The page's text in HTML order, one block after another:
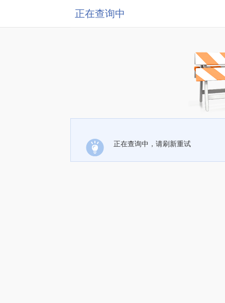
正在查询中
正在查询中，请刷新重试